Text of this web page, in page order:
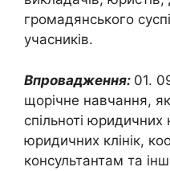
громадянського
учасників.
Впровадження: 01.
щорічне навчання,
спільноті юридичних
юридичних клінік,
консультантам та